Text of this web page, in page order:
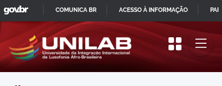
Pular
para
início
do
IR
PARA
CONTEÚDO
GOVBR
COMUNICA BR ACESSO À INFORMAÇÃO